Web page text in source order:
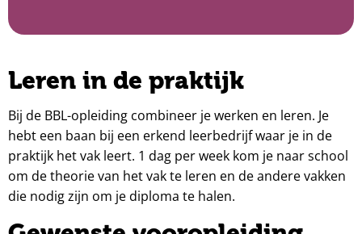
Leren in de praktijk
Bij de BBL-opleiding combineer je werken en leren. Je
hebt een baan bij een erkend leerbedrijf waar je in de
praktijk het vak leert. 1 dag per week kom je naar school
om de theorie van het vak te leren en de andere vakken
die nodig zijn om je diploma te halen.